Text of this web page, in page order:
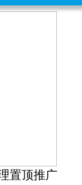
置顶推广